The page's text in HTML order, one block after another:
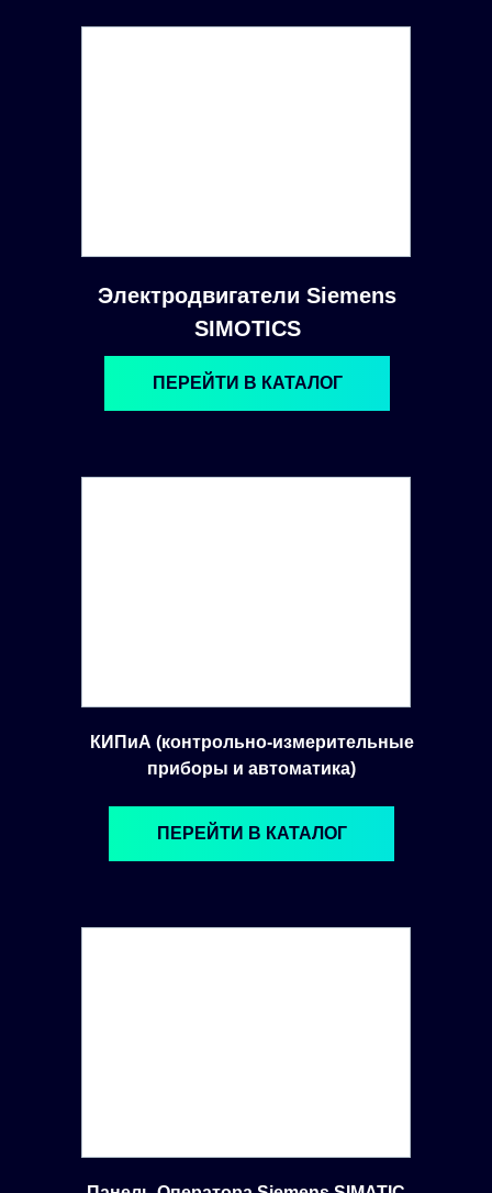
Электродвигатели Siemens
SIMOTICS
ПЕРЕЙТИ В КАТАЛОГ
КИПиА (контрольно-измерительные
приборы и автоматика)
ПЕРЕЙТИ В КАТАЛОГ